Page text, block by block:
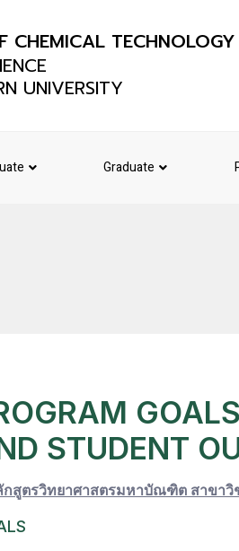
CHEMICAL TECHNOLOGY
UNIVERSITY
Graduate
STUDENT
สูตรวิทยาศาสตรมหาบัณฑิต สาขาวิ